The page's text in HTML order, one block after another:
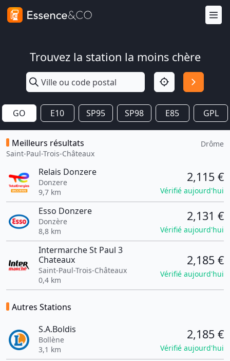
Trouvez la station la moins chère
GO E10 SP95 SP98 E85 GPL
Meilleurs résultats
Saint-Paul-Trois-Châteaux
Drôme
Relais Donzere
Donzere
9,7 km
2,115 €
Vérifié aujourd'hui
Esso Donzere
Donzère
8,8 km
2,131 €
Vérifié aujourd'hui
Intermarche St Paul 3
Chateaux
Saint-Paul-Trois-Châteaux
0,4 km
2,185 €
Vérifié aujourd'hui
Autres Stations
S.A.Boldis
Bollène
3,1 km
2,185 €
Vérifié aujourd'hui